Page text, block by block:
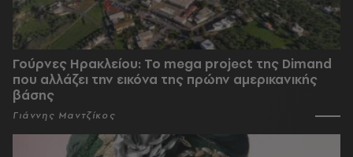
Γούρνες Ηρακλείου: To mega project της Dimand
που αλλάζει την εικόνα της πρώην αμερικανικής
βάσης
Γιάννης Μαντζίκος